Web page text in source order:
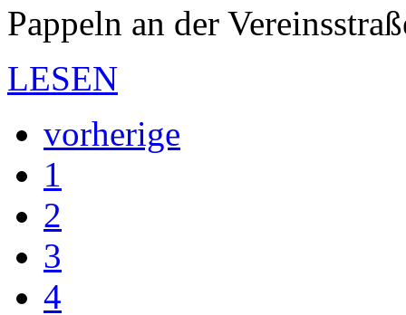
Pappeln an der
LESEN
vorherige
1
2
3
4